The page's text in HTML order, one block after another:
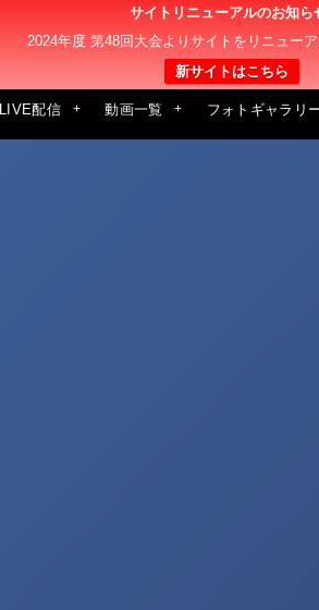
サイトリニューアルのお知ら
2024年度 第48回大会よりサイトをリニューア
新サイトはこちら
LIVE配信 動画一覧 フォトギャラリ